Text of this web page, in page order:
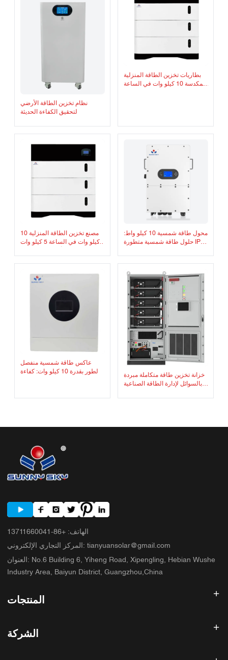
نظام تخزين الطاقة الأرضي
لتحقيق الكفاءة الحديثة
بطاريات تخزين الطاقة المنزلية
المكدسة 10 كيلو وات في الساعة
مصنع تخزين الطاقة المنزلية 10
كيلو وات في الساعة 5 كيلو وات
محول طاقة شمسية 10 كيلو واط:
حلول طاقة شمسية متطورة IP65
عاكس طاقة شمسية منفصل
الطور بقدرة 10 كيلو وات: كفاءة
منفصل 48 فولت: خرج تيار متردد
خزانة تخزين طاقة متكاملة مبردة
بالسوائل لإدارة الطاقة الصناعية
الهاتف:
+86-13711660041
المركز التجاري الإلكتروني : tianyuansolar@gmail.com
العنوان : No.6 Building 6, Yiheng Road, Xipengling, Hebian Wushe
Industry Area, Baiyun District, Guangzhou,China
المنتجات
لوحة شمسية
الشركة